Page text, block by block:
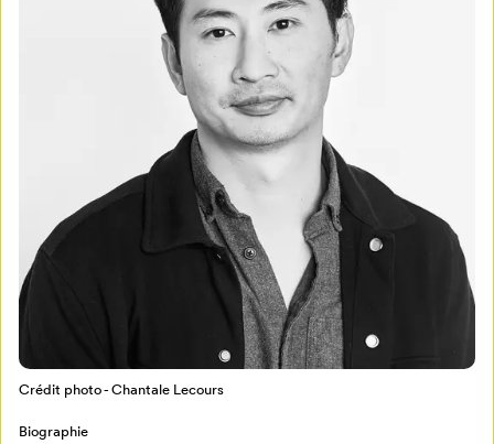
Mon Salon
Billetterie
Crédit photo - Chantale Lecours
Biographie
Pour enregistrer vos favoris,
connectez-vous ou créez votre profil
Mon Salon
Se connecter